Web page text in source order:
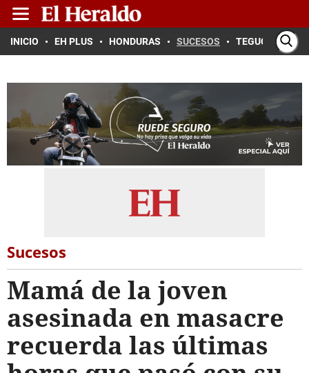
INICIO EH PLUS HONDURAS SUCESOS TEGUCIGALPA
Sucesos
Mamá de la joven
asesinada en masacre
recuerda las últimas